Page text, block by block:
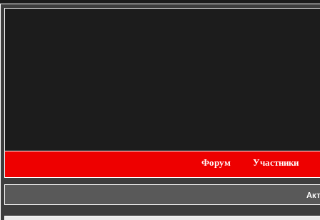
Форум Участники